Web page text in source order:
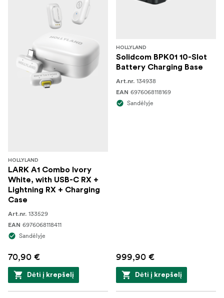
HOLLYLAND
LARK A1 Combo Ivory
White, with USB-C RX +
Lightning RX + Charging
Case
Art.nr. 133529
EAN 6976068118411
Sandėlyje
70,90 €
Dėti į krepšelį
HOLLYLAND
Solidcom BPK01 10-Slot
Battery Charging Base
Art.nr. 134938
EAN 6976068118169
Sandėlyje
999,90 €
Dėti į krepšelį